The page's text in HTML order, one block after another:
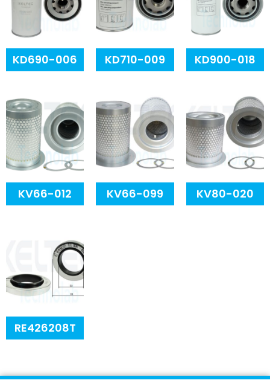
KD690-006 KD710-009 KD900-018
KV66-012 KV66-099 KV80-020
RE426208T